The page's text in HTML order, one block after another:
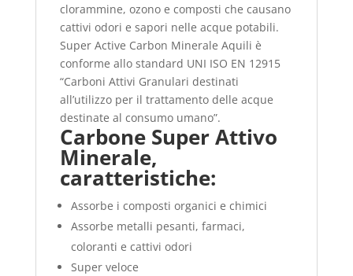
clorammine, ozono e composti che causano
cattivi odori e sapori nelle acque potabili.
Super Active Carbon Minerale Aquili è
conforme allo standard UNI ISO EN 12915
“Carboni Attivi Granulari destinati
all’utilizzo per il trattamento delle acque
destinate al consumo umano”.
Carbone Super Attivo
Minerale,
caratteristiche:
Assorbe i composti organici e chimici
Assorbe metalli pesanti, farmaci,
coloranti e cattivi odori
Super veloce